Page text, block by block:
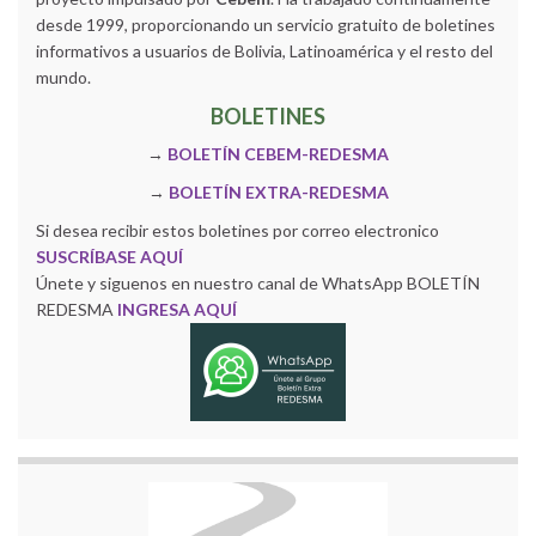
desde 1999, proporcionando un servicio gratuito de boletines
informativos a usuarios de Bolivia, Latinoamérica y el resto del
mundo.
BOLETINES
→ BOLETÍN CEBEM-REDESMA
→ BOLETÍN EXTRA-REDESMA
Si desea recibir estos boletines por correo electronico
SUSCRÍBASE AQUÍ
Únete y siguenos en nuestro canal de WhatsApp BOLETÍN
REDESMA INGRESA AQUÍ